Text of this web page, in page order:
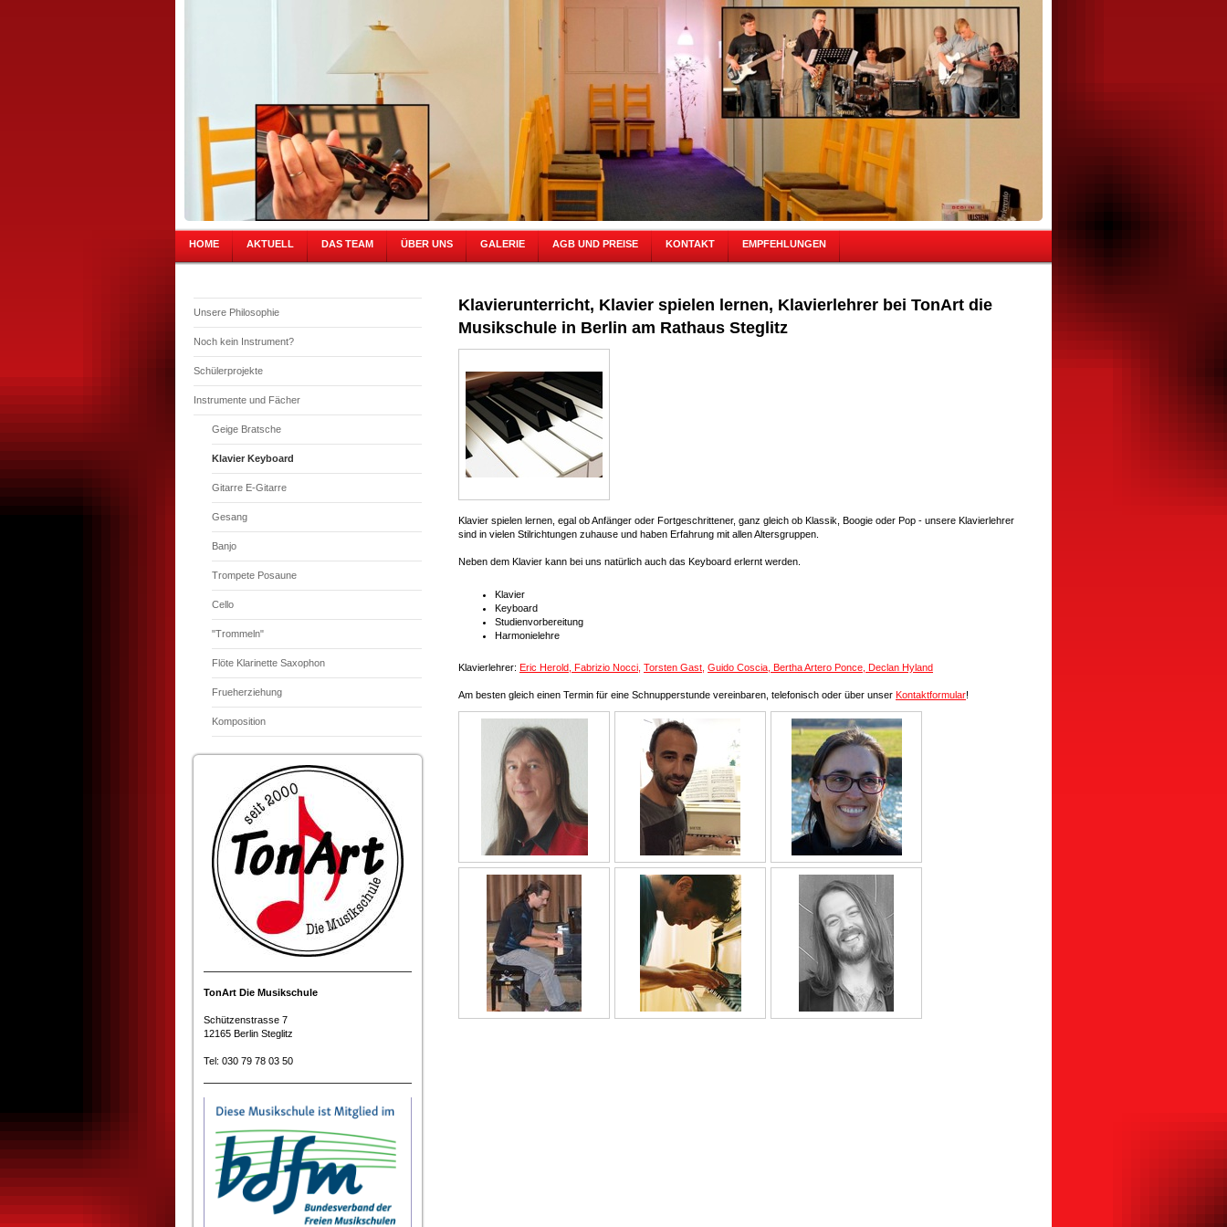
HOME AKTUELL DAS TEAM ÜBER UNS GALERIE AGB UND PREISE KONTAKT EMPFEHLUNGEN
Unsere Philosophie
Noch kein Instrument?
Schülerprojekte
Instrumente und Fächer
Geige Bratsche
Klavier Keyboard
Gitarre E-Gitarre
Gesang
Banjo
Trompete Posaune
Cello
"Trommeln"
Flöte Klarinette Saxophon
Frueherziehung
Komposition
TonArt Die Musikschule
Schützenstrasse 7
12165 Berlin Steglitz
Tel: 030 79 78 03 50
Klavierunterricht, Klavier spielen lernen, Klavierlehrer bei TonArt die
Musikschule in Berlin am Rathaus Steglitz
Klavier spielen lernen, egal ob Anfänger oder Fortgeschrittener, ganz gleich ob Klassik, Boogie oder Pop - unsere Klavierlehrer
sind in vielen Stilrichtungen zuhause und haben Erfahrung mit allen Altersgruppen.
Neben dem Klavier kann bei uns natürlich auch das Keyboard erlernt werden.
Klavier
Keyboard
Studienvorbereitung
Harmonielehre
Klavierlehrer: Eric Herold, Fabrizio Nocci Torsten Gast Guido Coscia, Bertha Artero Ponce, Declan Hyland
Am besten gleich einen Termin für eine Schnupperstunde vereinbaren, telefonisch oder über unser Kontaktformular!